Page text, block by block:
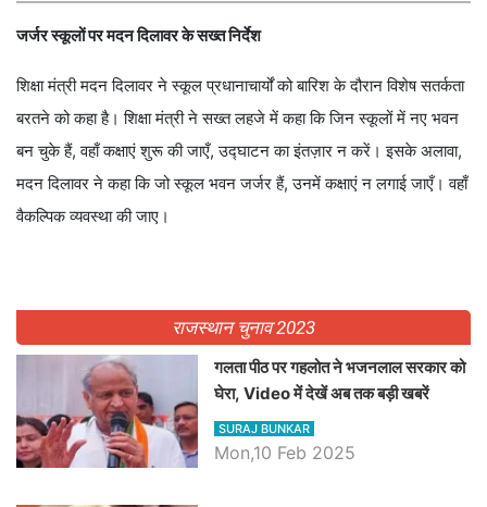
जर्जर स्कूलों पर मदन दिलावर के सख्त निर्देश
शिक्षा मंत्री मदन दिलावर ने स्कूल प्रधानाचार्यों को बारिश के दौरान विशेष सतर्कता
बरतने को कहा है। शिक्षा मंत्री ने सख्त लहजे में कहा कि जिन स्कूलों में नए भवन
बन चुके हैं, वहाँ कक्षाएं शुरू की जाएँ, उद्घाटन का इंतज़ार न करें। इसके अलावा,
मदन दिलावर ने कहा कि जो स्कूल भवन जर्जर हैं, उनमें कक्षाएं न लगाई जाएँ। वहाँ
वैकल्पिक व्यवस्था की जाए।
राजस्थान चुनाव 2023
गलता पीठ पर गहलोत ने भजनलाल सरकार को
घेरा, Video में देखें अब तक बड़ी खबरें
SURAJ BUNKAR
Mon,10 Feb 2025